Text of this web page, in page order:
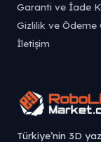
Garanti ve İade
Gizlilik ve Ödeme
İletişim
Türkiye’nin 3D